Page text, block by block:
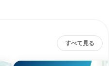
すべて見る